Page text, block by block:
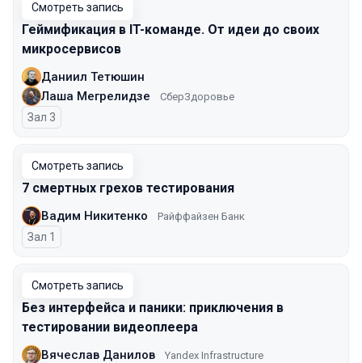
Смотреть запись
Геймификация в IT-команде. От идеи до своих
микросервисов
Даниил Тетюшин
Лаша Мегрелидзе
СберЗдоровье
Зал 3
Смотреть запись
7 смертных грехов тестирования
Вадим Никитенко Райффайзен Банк
Зал 1
Смотреть запись
Без интерфейса и паники: приключения в
тестировании видеоплеера
Вячеслав Данилов Yandex Infrastructure